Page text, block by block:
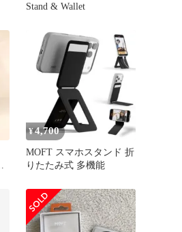
Stand & Wallet
¥4,700
MOFT スマホスタンド 折
りたたみ式 多機能